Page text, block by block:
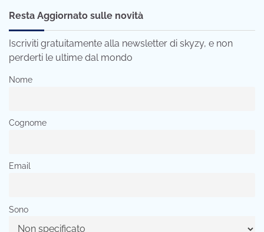
Resta Aggiornato sulle novità
Iscriviti gratuitamente alla newsletter di skyzy, e non
perderti le ultime dal mondo
Nome
Cognome
Email
Sono